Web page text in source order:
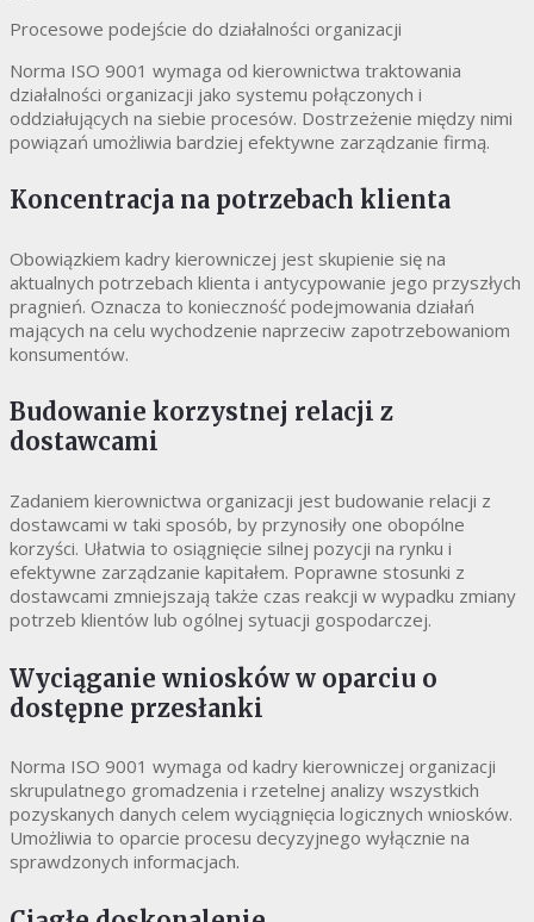
Procesowe podejście do działalności organizacji
Norma ISO 9001 wymaga od kierownictwa traktowania
działalności organizacji jako systemu połączonych i
oddziałujących na siebie procesów. Dostrzeżenie między nimi
powiązań umożliwia bardziej efektywne zarządzanie firmą.
Koncentracja na potrzebach klienta
Obowiązkiem kadry kierowniczej jest skupienie się na
aktualnych potrzebach klienta i antycypowanie jego przyszłych
pragnień. Oznacza to konieczność podejmowania działań
mających na celu wychodzenie naprzeciw zapotrzebowaniom
konsumentów.
Budowanie korzystnej relacji z
dostawcami
Zadaniem kierownictwa organizacji jest budowanie relacji z
dostawcami w taki sposób, by przynosiły one obopólne
korzyści. Ułatwia to osiągnięcie silnej pozycji na rynku i
efektywne zarządzanie kapitałem. Poprawne stosunki z
dostawcami zmniejszają także czas reakcji w wypadku zmiany
potrzeb klientów lub ogólnej sytuacji gospodarczej.
Wyciąganie wniosków w oparciu o
dostępne przesłanki
Norma ISO 9001 wymaga od kadry kierowniczej organizacji
skrupulatnego gromadzenia i rzetelnej analizy wszystkich
pozyskanych danych celem wyciągnięcia logicznych wniosków.
Umożliwia to oparcie procesu decyzyjnego wyłącznie na
sprawdzonych informacjach.